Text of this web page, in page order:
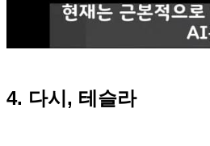
4. 다시, 테슬라